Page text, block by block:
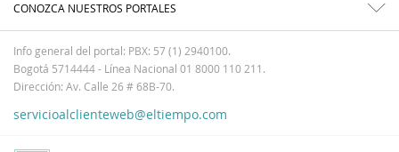
CONOZCA NUESTROS PORTALES
Info general del portal: PBX: 57 (1) 2940100.
Bogotá 5714444 - Línea Nacional 01 8000 110 211.
Dirección: Av. Calle 26 # 68B-70.
servicioalclienteweb@eltiempo.com